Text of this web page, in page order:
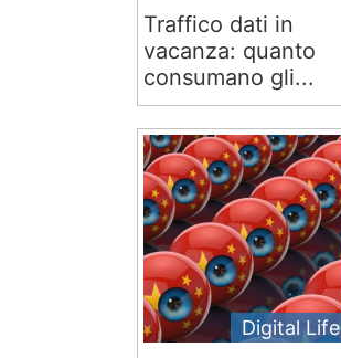
Traffico dati in
vacanza: quanto
consumano gli...
Digital Life